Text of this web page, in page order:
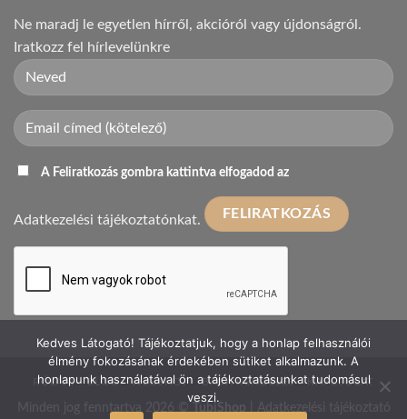
Ne maradj le egyetlen hírről, akcióról vagy újdonságról.
Iratkozz fel hírlevelünkre
A Feliratkozás gombra kattintva elfogadod az
Adatkezelési tájékoztatónkat.
RÓLAM BLOG WEBSHOP BABA RENDELÉS KAPCSOLAT
Minden jog fenntartva 2026 © TubiShop Adatkezelési tájékoztató
Kedves Látogató! Tájékoztatjuk, hogy a honlap felhasználói
élmény fokozásának érdekében sütiket alkalmazunk. A
honlapunk használatával ön a tájékoztatásunkat tudomásul
veszi.